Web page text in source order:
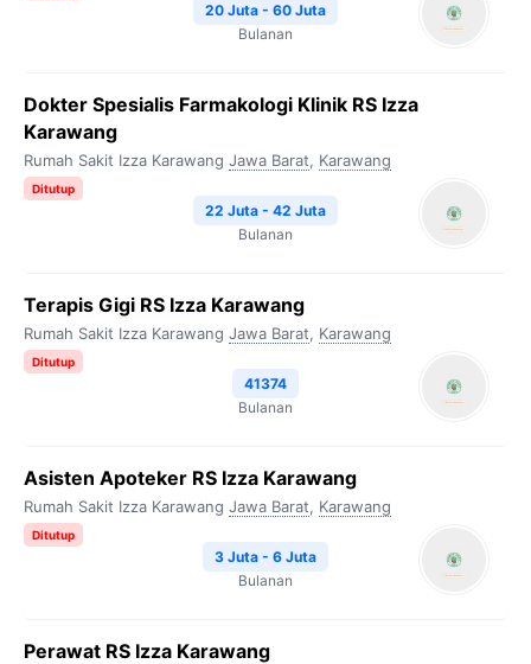
20 Juta - 60 Juta
Bulanan
Dokter Spesialis Farmakologi Klinik RS Izza
Karawang
Rumah Sakit Izza Karawang Jawa Barat, Karawang
Ditutup
22 Juta - 42 Juta
Bulanan
Terapis Gigi RS Izza Karawang
Rumah Sakit Izza Karawang Jawa Barat, Karawang
Ditutup
41374
Bulanan
Asisten Apoteker RS Izza Karawang
Rumah Sakit Izza Karawang Jawa Barat, Karawang
Ditutup
3 Juta - 6 Juta
Bulanan
Perawat RS Izza Karawang